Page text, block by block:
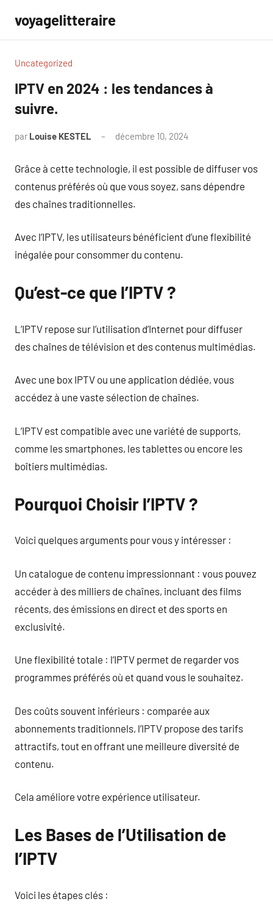
contenu
voyagelitteraire
Uncategorized
IPTV en 2024 : les tendances à
suivre.
par Louise KESTEL décembre 10, 2024
Grâce à cette technologie, il est possible de diffuser vos
contenus préférés où que vous soyez, sans dépendre
des chaînes traditionnelles.
Avec l’IPTV, les utilisateurs bénéficient d’une flexibilité
inégalée pour consommer du contenu.
Qu’est-ce que l’IPTV ?
L’IPTV repose sur l’utilisation d’Internet pour diffuser
des chaînes de télévision et des contenus multimédias.
Avec une box IPTV ou une application dédiée, vous
accédez à une vaste sélection de chaînes.
L’IPTV est compatible avec une variété de supports,
comme les smartphones, les tablettes ou encore les
boîtiers multimédias.
Pourquoi Choisir l’IPTV ?
Voici quelques arguments pour vous y intéresser :
Un catalogue de contenu impressionnant : vous pouvez
accéder à des milliers de chaînes, incluant des films
récents, des émissions en direct et des sports en
exclusivité.
Une flexibilité totale : l’IPTV permet de regarder vos
programmes préférés où et quand vous le souhaitez.
Des coûts souvent inférieurs : comparée aux
abonnements traditionnels, l’IPTV propose des tarifs
attractifs, tout en offrant une meilleure diversité de
contenu.
Cela améliore votre expérience utilisateur.
Les Bases de l’Utilisation de
l’IPTV
Voici les étapes clés :